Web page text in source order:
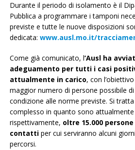
Durante il periodo di isolamento è il
Pubblica a programmare i tamponi
previste e tutte le nuove disposizioni
dedicata: www.ausl.mo.it/
Come già comunicato, l’Ausl ha
adeguamento per tutti i casi
attualmente in carico, con
maggior numero di persone possibile
condizione alle norme previste. Si
complesso in quanto sono attualmente
rispettivamente, oltre 15.000
contatti per cui serviranno alcuni
percorsi.